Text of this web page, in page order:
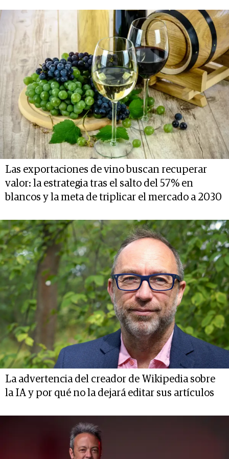
Las exportaciones de vino buscan recuperar
valor: la estrategia tras el salto del 57% en
blancos y la meta de triplicar el mercado a 2030
La advertencia del creador de Wikipedia sobre
la IA y por qué no la dejará editar sus artículos